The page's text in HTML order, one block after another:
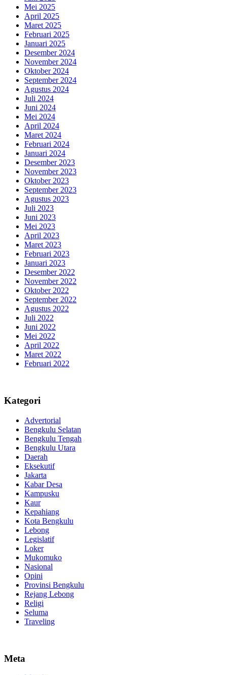
Mei 2025
April 2025
Maret 2025
Februari 2025
Januari 2025
Desember 2024
November 2024
Oktober 2024
September 2024
Agustus 2024
Juli 2024
Juni 2024
Mei 2024
April 2024
Maret 2024
Februari 2024
Januari 2024
Desember 2023
November 2023
Oktober 2023
September 2023
Agustus 2023
Juli 2023
Juni 2023
Mei 2023
April 2023
Maret 2023
Februari 2023
Januari 2023
Desember 2022
November 2022
Oktober 2022
September 2022
Agustus 2022
Juli 2022
Juni 2022
Mei 2022
April 2022
Maret 2022
Februari 2022
Kategori
Advertorial
Bengkulu Selatan
Bengkulu Tengah
Bengkulu Utara
Daerah
Eksekutif
Jakarta
Kabar Desa
Kampusku
Kaur
Kepahiang
Kota Bengkulu
Lebong
Legislatif
Loker
Mukomuko
Nasional
Opini
Provinsi Bengkulu
Rejang Lebong
Religi
Seluma
Traveling
Meta